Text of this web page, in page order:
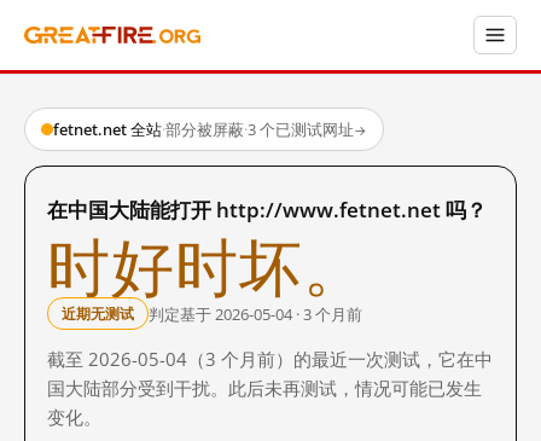
fetnet.net 全站·部分被屏蔽·3 个已测试网址→
在中国大陆能打开 http://www.fetnet.net 吗？
时好时坏。
近期无测试 判定基于 2026-05-04 · 3 个月前
截至 2026-05-04（3 个月前）的最近一次测试，它在中
国大陆部分受到干扰。此后未再测试，情况可能已发生
变化。